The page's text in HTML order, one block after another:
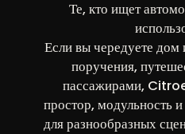
Те, кто ищет
Если вы чередуете
поручения,
пассажирами,
простор, модульность
для разнообразных